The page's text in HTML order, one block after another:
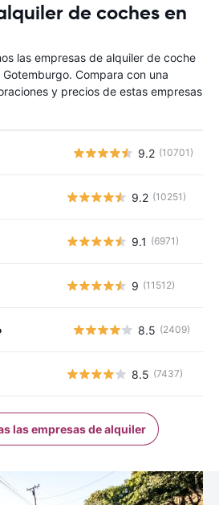
de coches en
las empresas de alquiler de coche
Compara con una
y precios de estas empresas
9.2 (10701)
9.2 (10251)
9.1 (6971)
9 (11512)
8.5 (2409)
8.5 (7437)
las empresas de alquiler